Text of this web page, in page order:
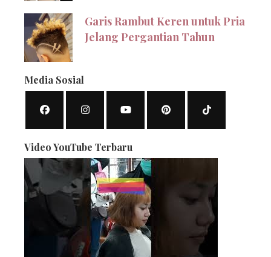
Garis Rambut Keren untuk Pria
Jelang Pergantian Tahun
Media Sosial
Video YouTube Terbaru